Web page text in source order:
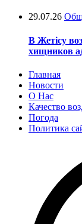
29.07.26
В Жетісу
хищников
Главная
Новости
О Нас
Качество
Погода
Политика